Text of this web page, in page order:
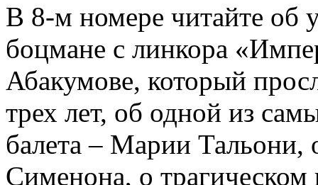
В 8-м номере читайте об
боцмане с линкора
Абакумове, который
трех лет, об одной из
балета – Марии
Сименона, о трагическом